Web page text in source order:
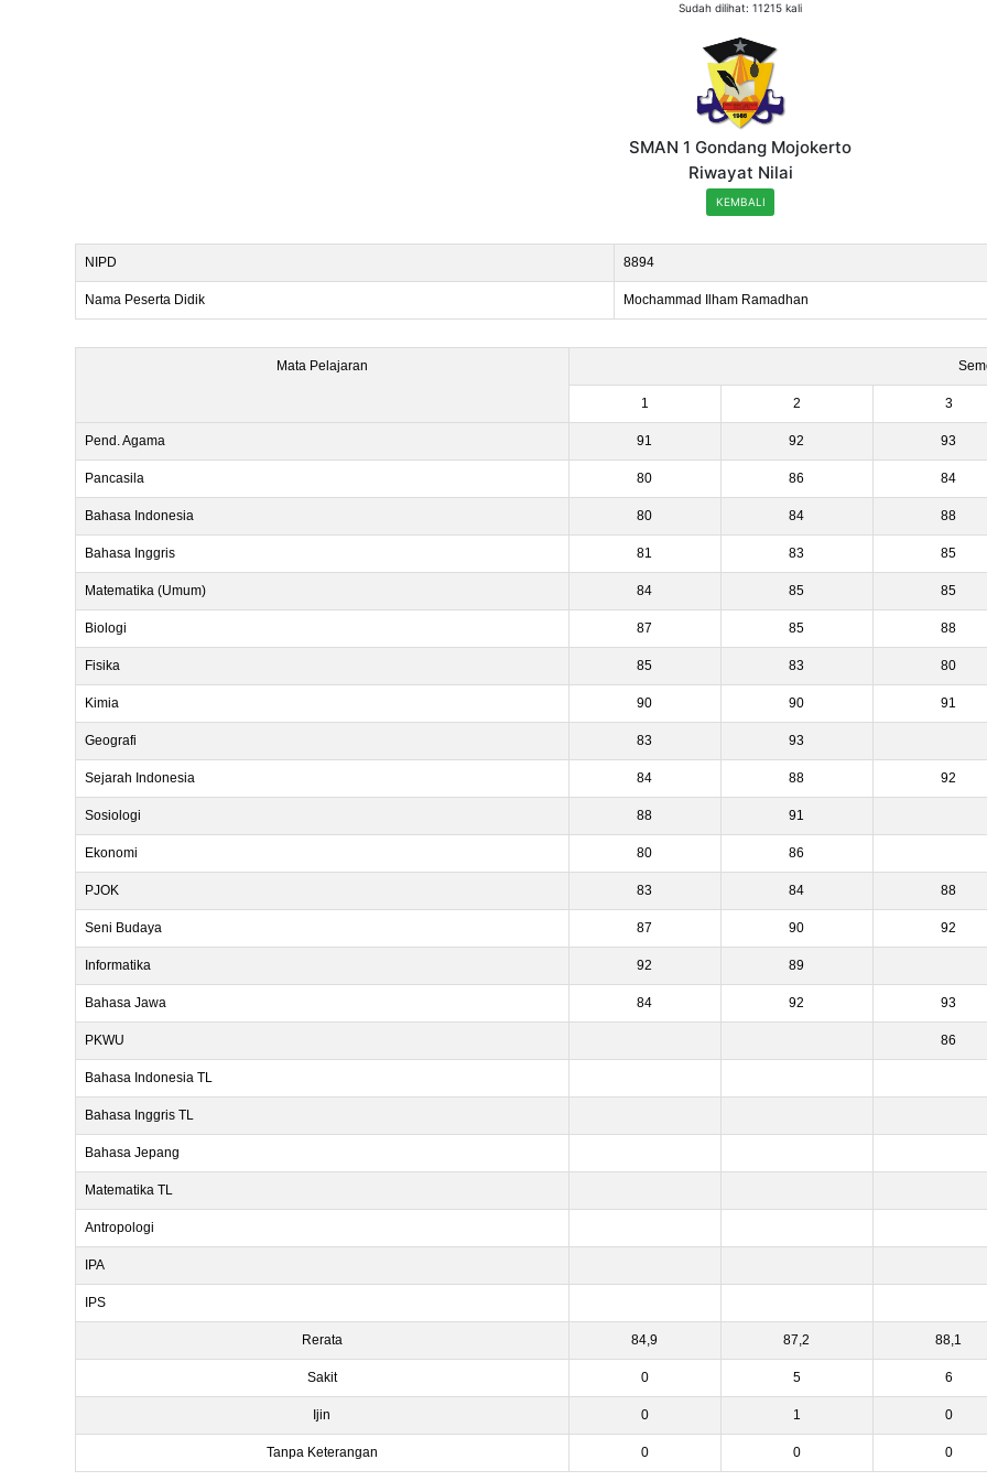
Sudah dilihat: 11215 kali
SMAN 1 Gondang Mojokerto
Riwayat Nilai
KEMBALI
NIPD 8894
Nama Peserta Didik Mochammad Ilham Ramadhan
Mata Pelajaran
1 2 3
Pend. Agama 91 92 93
Pancasila 80 86 84
Bahasa Indonesia 80 84 88
Bahasa Inggris 81 83 85
Matematika (Umum) 84 85 85
Biologi 87 85 88
Fisika 85 83 80
Kimia 90 90 91
Geografi 83 93
Sejarah Indonesia 84 88 92
Sosiologi 88 91
Ekonomi 80 86
PJOK 83 84 88
Seni Budaya 87 90 92
Informatika 92 89
Bahasa Jawa 84 92 93
PKWU 86
Bahasa Indonesia TL
Bahasa Inggris TL
Bahasa Jepang
Matematika TL
Antropologi
IPA
IPS
Rerata 84,9 87,2 88,1
Sakit 0 5 6
Ijin 0 1 0
Tanpa Keterangan 0 0 0